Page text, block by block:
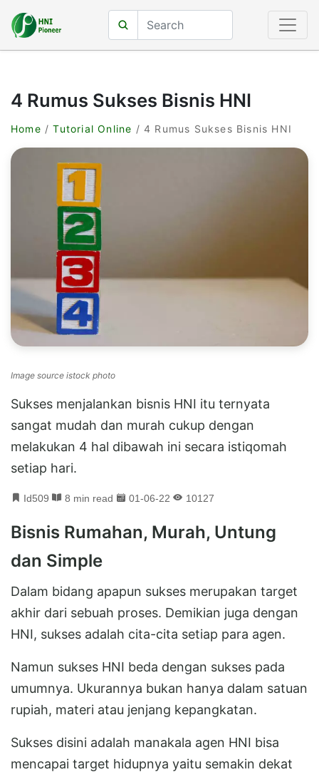
4 Rumus Sukses Bisnis HNI
Home /Tutorial Online / 4 Rumus Sukses Bisnis HNI
Image source istock photo
Sukses menjalankan bisnis HNI itu ternyata
sangat mudah dan murah cukup dengan
melakukan 4 hal dibawah ini secara istiqomah
setiap hari.
Id509 8 min read 01-06-22 10127
Bisnis Rumahan, Murah, Untung
dan Simple
Dalam bidang apapun sukses merupakan target
akhir dari sebuah proses. Demikian juga dengan
HNI, sukses adalah cita-cita setiap para agen.
Namun sukses HNI beda dengan sukses pada
umumnya. Ukurannya bukan hanya dalam satuan
rupiah, materi atau jenjang kepangkatan.
Sukses disini adalah manakala agen HNI bisa
mencapai target hidupnya yaitu semakin dekat